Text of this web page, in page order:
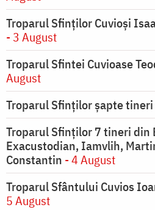
Troparul Sfinţilor Cuvioşi
- 3 August
Troparul Sfintei Cuvioase
August
Troparul Sfinţilor şapte tineri
Troparul Sfinţilor 7 tineri din
Exacustodian, Iamvlih,
Constantin - 4 August
Troparul Sfântului Cuvios
5 August